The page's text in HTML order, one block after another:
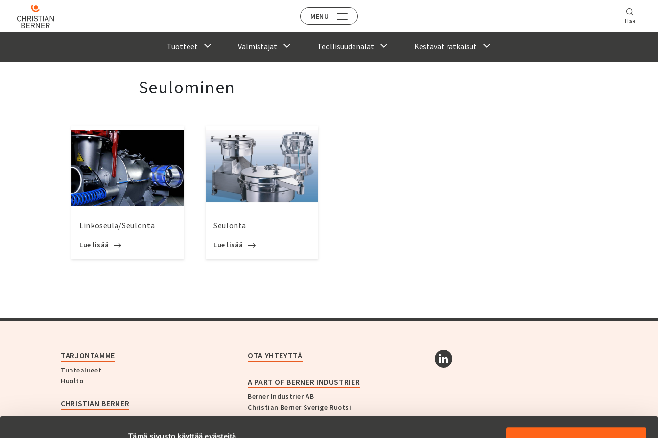
Tämä sivusto käyttää evästeitä
MENU
Hae
Tuotteet Valmistajat Teollisuudenalat Kestävät ratkaisut
Seulominen
Linkoseula/Seulonta
Lue lisää
Seulonta
Lue lisää
TARJONTAMME
Tuotealueet
Huolto
CHRISTIAN BERNER
Yritys
OTA YHTEYTTÄ
A PART OF BERNER INDUSTRIER
Berner Industrier AB
Christian Berner Sverige Ruotsi
Christian Berner Norge Norja